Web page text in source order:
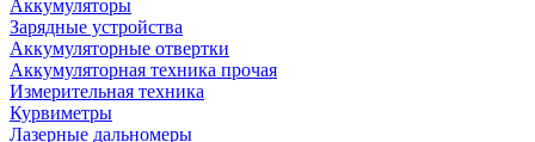
Аккумуляторы
Зарядные устройства
Аккумуляторные отвертки
Аккумуляторная техника прочая
Измерительная техника
Курвиметры
Лазерные дальномеры